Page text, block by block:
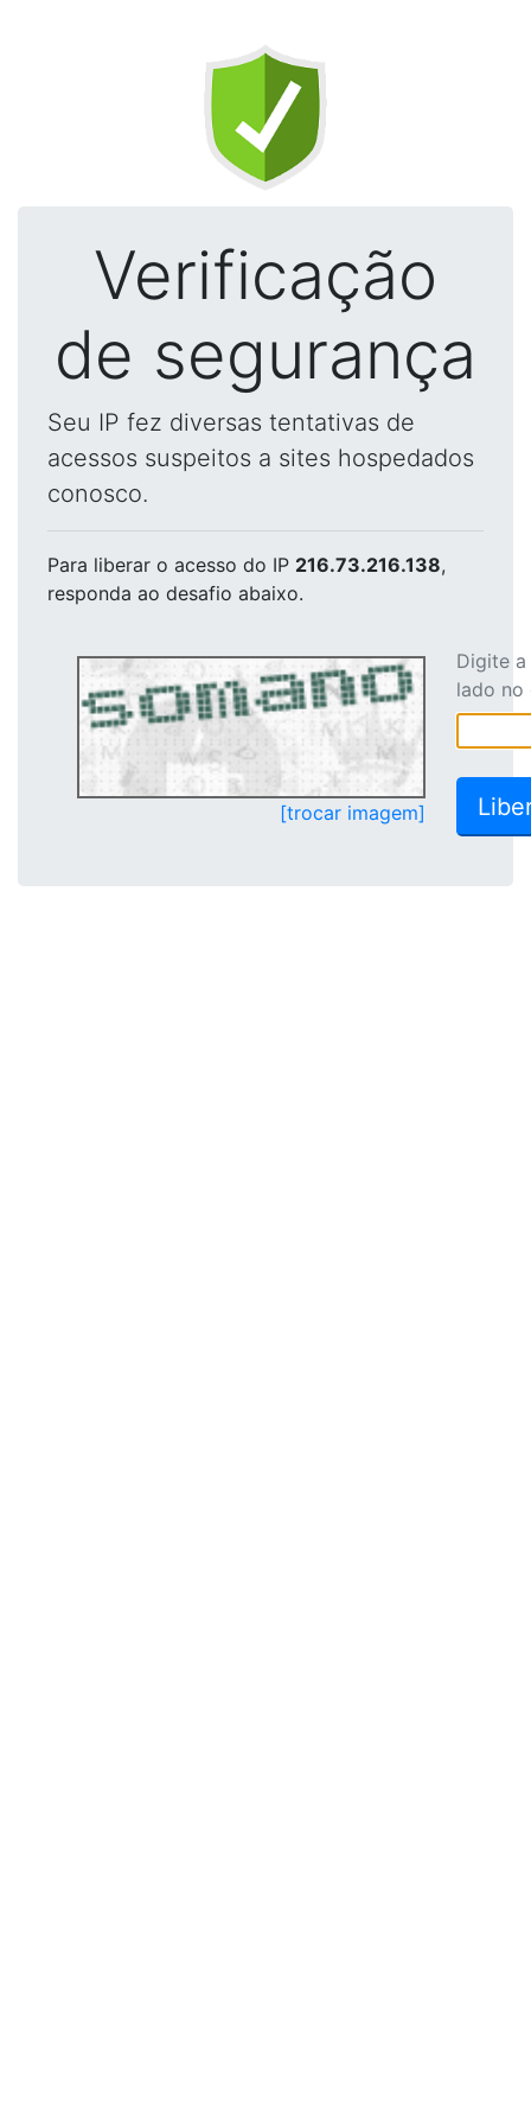
Verificação
de segurança
Seu IP fez diversas tentativas de
acessos suspeitos a sites hospedados
conosco.
Para liberar o acesso do IP 216.73.216.138,
responda ao desafio abaixo.
[trocar imagem]
Digite
lado no